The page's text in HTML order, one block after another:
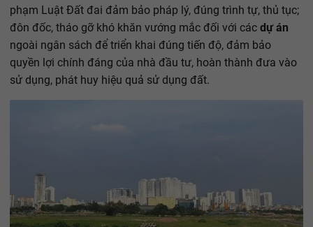
phạm Luật Đất đai đảm bảo pháp lý, đúng trình tự, thủ tục;
đôn đốc, tháo gỡ khó khăn vướng mắc đối với các dự án
ngoài ngân sách để triển khai đúng tiến độ, đảm bảo
quyền lợi chính đáng của nhà đầu tư, hoàn thành đưa vào
sử dụng, phát huy hiệu quả sử dụng đất.